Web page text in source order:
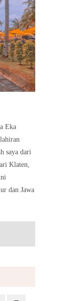
Eka
saya dari
Klaten,
dan Jawa